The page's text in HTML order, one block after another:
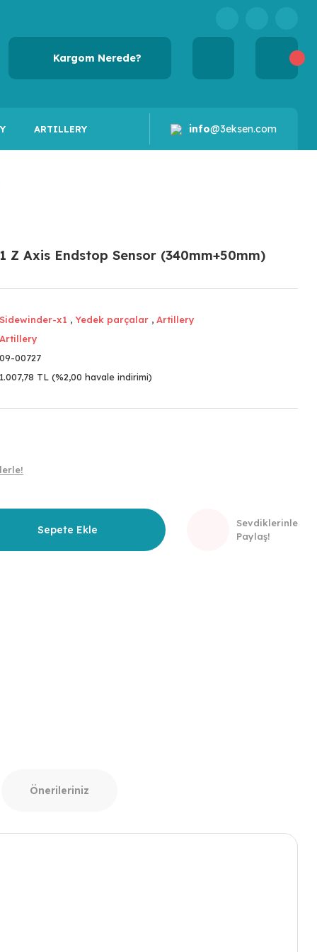
Kargom Nerede?
ARTILLERY info@3eksen.com
Z Axis Endstop Sensor (340mm+50mm)
Sidewinder-x1 , Yedek parçalar , Artillery
Artillery
09-00727
1.007,78 TL (%2,00 havale indirimi)
Sepete Ekle
Sevdiklerinle
Paylaş!
Önerileriniz